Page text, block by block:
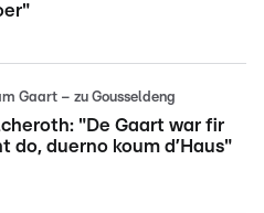
Gaart – zu Gousseldeng
"De Gaart war fir
do, duerno koum d’Haus"